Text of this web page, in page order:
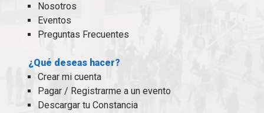
Nosotros
Eventos
Preguntas Frecuentes
¿Qué deseas hacer?
Crear mi cuenta
Pagar / Registrarme a un evento
Descargar tu Constancia